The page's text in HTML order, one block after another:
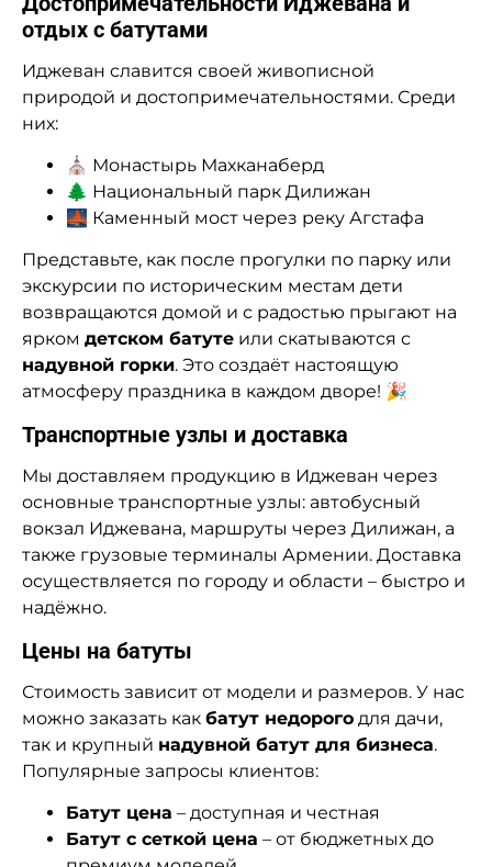
отдых с батутами
Иджеван славится своей живописной
природой и достопримечательностями. Среди
них:
⛪ Монастырь Махканаберд
🌲 Национальный парк Дилижан
🌉 Каменный мост через реку Агстафа
Представьте, как после прогулки по парку или
экскурсии по историческим местам дети
возвращаются домой и с радостью прыгают на
ярком детском батуте или скатываются с
надувной горки. Это создаёт настоящую
атмосферу праздника в каждом дворе! 🎉
Транспортные узлы и доставка
Мы доставляем продукцию в Иджеван через
основные транспортные узлы: автобусный
вокзал Иджевана, маршруты через Дилижан, а
также грузовые терминалы Армении. Доставка
осуществляется по городу и области – быстро и
надёжно.
Цены на батуты
Стоимость зависит от модели и размеров. У нас
можно заказать как батут недорого для дачи,
так и крупный надувной батут для бизнеса.
Популярные запросы клиентов:
Батут цена – доступная и честная
Батут с сеткой цена – от бюджетных до